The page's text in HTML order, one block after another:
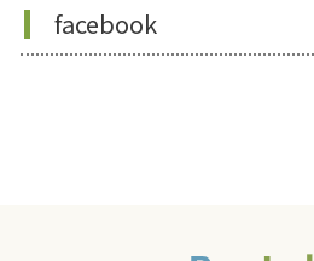
facebook